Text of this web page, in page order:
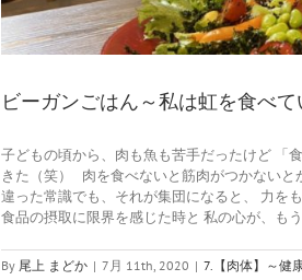
ビーガンごはん～私は虹を食べて
子どもの頃から、肉も魚も苦手だったけど 「
きた（笑） 肉を食べないと筋肉がつかない
違った常識でも、それが集団になると、 力を
食品の摂取に限界を感じた時と 私の心が、も
By 尾上 まどか | 7月 11th, 2020 | 7.【肉体】～健